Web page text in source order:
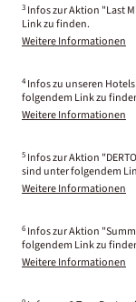
3 Infos zur Aktion "Last
Link zu finden.
Weitere Informationen
4 Infos zu unseren
folgendem Link zu
Weitere Informationen
5 Infos zur Aktion
sind unter folgendem
Weitere Informationen
6 Infos zur Aktion
folgendem Link zu
Weitere Informationen